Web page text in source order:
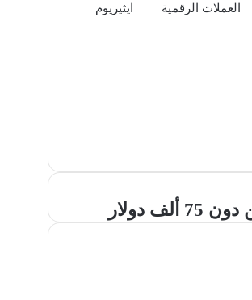
العملات الرقمية
ايثيريوم
دولار